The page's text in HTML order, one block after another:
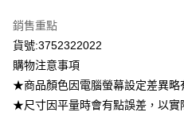
每筆NT$80，滿NT$799(含以上)免
宅配
每筆NT$100，滿NT$799(含以上)
銷售重點
貨號:3752322022
購物注意事項
★商品顏色因電腦螢幕設定差異略
★尺寸因平量時會有點誤差，以實